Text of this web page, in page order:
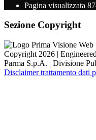
Pagina visualizzata
Sezione Copyright
Copyright 2026 |
Parma S.p.A. | Divisione
Disclaimer trattamento dati